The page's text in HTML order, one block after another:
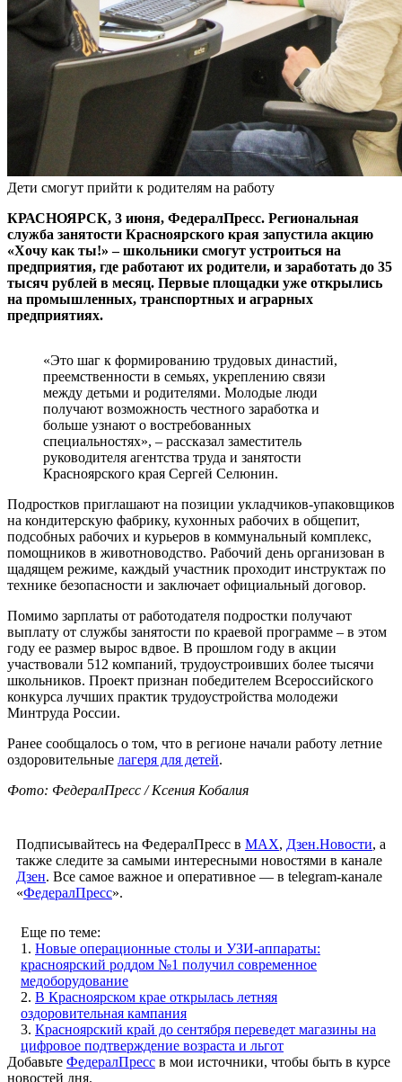
Дети смогут прийти к родителям на работу
КРАСНОЯРСК, 3 июня, ФедералПресс. Региональная
служба занятости Красноярского края запустила акцию
«Хочу как ты!» – школьники смогут устроиться на
предприятия, где работают их родители, и заработать до 35
тысяч рублей в месяц. Первые площадки уже открылись
на промышленных, транспортных и аграрных
предприятиях.
«Это шаг к формированию трудовых династий,
преемственности в семьях, укреплению связи
между детьми и родителями. Молодые люди
получают возможность честного заработка и
больше узнают о востребованных
специальностях», – рассказал заместитель
руководителя агентства труда и занятости
Красноярского края Сергей Селюнин.
Подростков приглашают на позиции укладчиков-упаковщиков
на кондитерскую фабрику, кухонных рабочих в общепит,
подсобных рабочих и курьеров в коммунальный комплекс,
помощников в животноводство. Рабочий день организован в
щадящем режиме, каждый участник проходит инструктаж по
технике безопасности и заключает официальный договор.
Помимо зарплаты от работодателя подростки получают
выплату от службы занятости по краевой программе – в этом
году ее размер вырос вдвое. В прошлом году в акции
участвовали 512 компаний, трудоустроивших более тысячи
школьников. Проект признан победителем Всероссийского
конкурса лучших практик трудоустройства молодежи
Минтруда России.
Ранее сообщалось о том, что в регионе начали работу летние
оздоровительные лагеря для детей.
Фото: ФедералПресс / Ксения Кобалия
Подписывайтесь на ФедералПресс в МАХ, Дзен.Новости, а
также следите за самыми интересными новостями в канале
Дзен. Все самое важное и оперативное — в telegram-канале
«ФедералПресс».
Еще по теме:
1. Новые операционные столы и УЗИ-аппараты:
красноярский роддом №1 получил современное
медоборудование
2. В Красноярском крае открылась летняя
оздоровительная кампания
3. Красноярский край до сентября переведет магазины на
цифровое подтверждение возраста и льгот
Добавьте ФедералПресс в мои источники, чтобы быть в курсе
новостей дня.